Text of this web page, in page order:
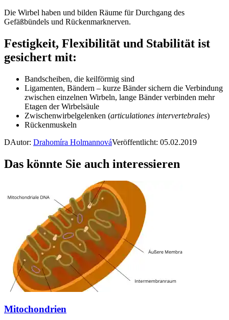
Die Wirbel haben und bilden Räume für Durchgang des
Gefäßbündels und Rückenmarknerven.
Festigkeit, Flexibilität und Stabilität ist
gesichert mit:
Bandscheiben, die keilförmig sind
Ligamenten, Bändern ‒ kurze Bänder sichern die Verbindung
zwischen einzelnen Wirbeln, lange Bänder verbinden mehr
Etagen der Wirbelsäule
Zwischenwirbelgelenken (articulationes intervertebrales)
Rückenmuskeln
DAutor: Drahomíra HolmannováVeröffentlicht: 05.02.2019
Das könnte Sie auch interessieren
Mitochondrien